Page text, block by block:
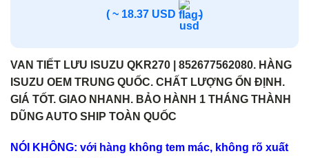
( ~ 18.37 USD )
VAN TIẾT LƯU ISUZU QKR270 | 852677562080. HÀNG
ISUZU OEM TRUNG QUỐC. CHẤT LƯỢNG ỔN ĐỊNH.
GIÁ TỐT. GIAO NHANH. BẢO HÀNH 1 THÁNG THÀNH
DŨNG AUTO SHIP TOÀN QUỐC
NÓI KHÔNG: với hàng không tem mác, không rõ xuất